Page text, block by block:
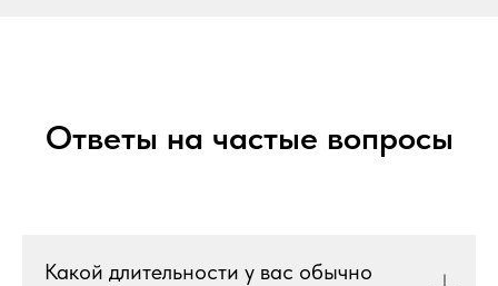
Ответы на частые вопросы
Какой длительности у вас обычно